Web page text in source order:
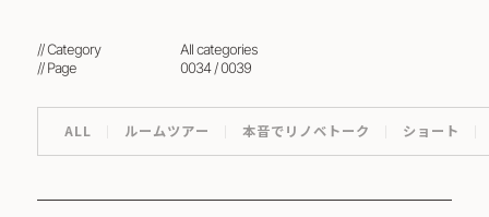
// Category
all categories
// Page
0034 / 0039
ALL ルームツアー 本音でリノベトーク ショート